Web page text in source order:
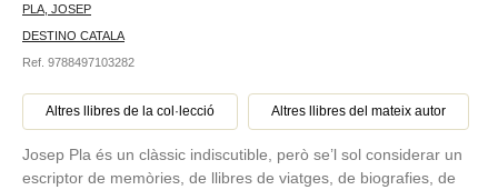
PLA, JOSEP
DESTINO CATALA
Ref. 9788497103282
Altres llibres de la col·lecció Altres llibres del mateix autor
Josep Pla és un clàssic indiscutible, però se’l sol considerar un
escriptor de memòries, de llibres de viatges, de biografies, de